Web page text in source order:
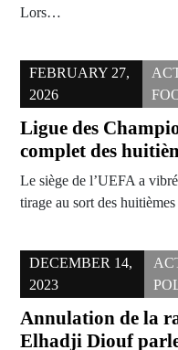
Lors…
FEBRUARY 27,
2026
Ligue des
complet des
Le siège de l’UEFA a
tirage au sort des
DECEMBER 14,
2023
Annulation de la
Elhadji Diouf